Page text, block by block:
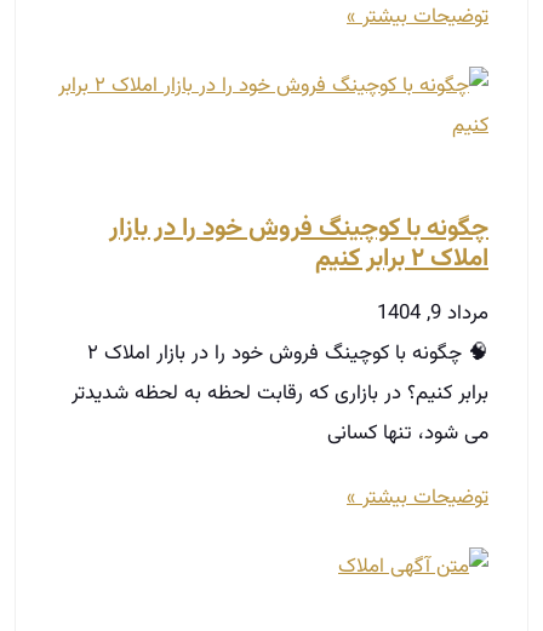
توضیحات بیشتر »
چگونه با کوچینگ فروش خود را در بازار
املاک ۲ برابر کنیم
مرداد 9, 1404
🧠 چگونه با کوچینگ فروش خود را در بازار املاک ۲
برابر کنیم؟ در بازاری که رقابت لحظه‌ به‌ لحظه شدیدتر
می‌ شود، تنها کسانی
توضیحات بیشتر »